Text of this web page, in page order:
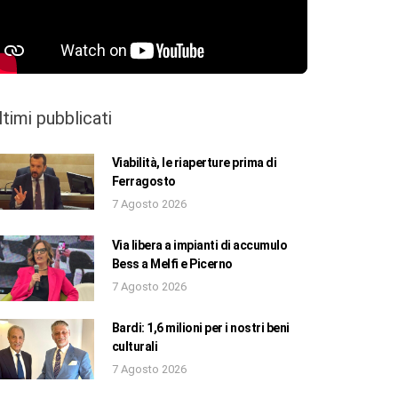
pubblicati
Viabilità, le riaperture prima di
Ferragosto
7 Agosto 2026
Via libera a impianti di accumulo
Bess a Melfi e Picerno
7 Agosto 2026
Bardi: 1,6 milioni per i nostri beni
culturali
7 Agosto 2026